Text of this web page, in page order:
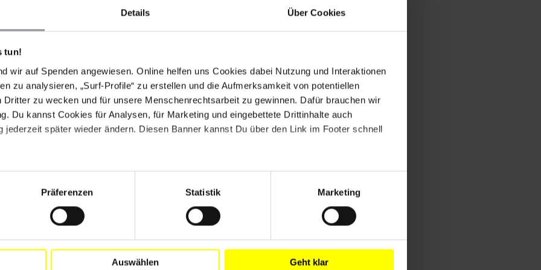
Details Über Cookies
tun!
wir auf Spenden angewiesen. Online helfen uns Cookies dabei Nutzung und Interaktionen
zu analysieren, „Surf-Profile“ zu erstellen und die Aufmerksamkeit von potentiellen
Dritter zu wecken und für unsere Menschenrechtsarbeit zu gewinnen. Dafür brauchen wir
Du kannst Cookies für Analysen, für Marketing und eingebettete Drittinhalte auch
jederzeit später wieder ändern. Diesen Banner kannst Du über den Link im Footer schnell
Präferenzen Statistik Marketing
Auswählen Geht klar
Information begründete Zustimmung der
Recht es so vorschreibt.
"Wir haben gesehen, was anderen
werden ihr Land zu verlassen: sie verlieren
in Indien, ihre Gesundheit ist von den
Beschwerden werden jedoch sowohl von den
Ramesh Gopalakrishnan erklärt: "Mit den
sind es ihre Leben und ihre Zukunft, die auf
Vedanta Resources die Garantie, die
bis alle bestehenden Probleme gelöst sind.
Gespräche mit den betroffenen Menschen sowie
auf vollständigen Informationen beruhende